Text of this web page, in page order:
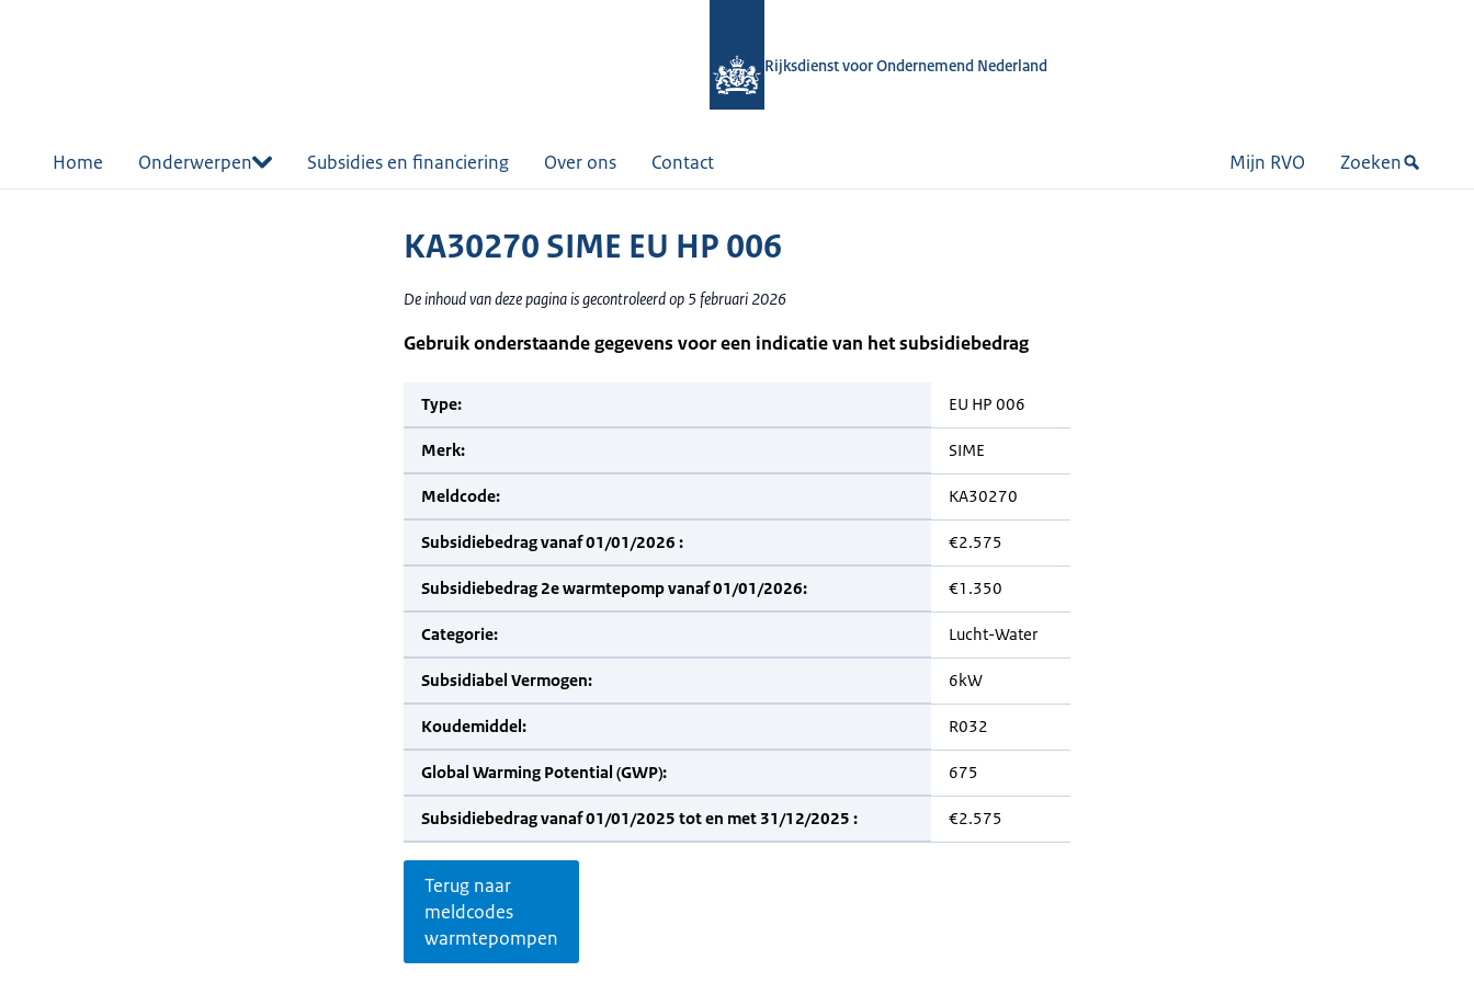
Rijksdienst voor Ondernemend Nederland
Home Onderwerpen Subsidies en financiering Over ons Contact Mijn RVO Zoeken
KA30270 SIME EU HP 006
De inhoud van deze pagina is gecontroleerd op 5 februari 2026
Gebruik onderstaande gegevens voor een indicatie van het subsidiebedrag
Type: EU HP 006
Merk: SIME
Meldcode: KA30270
Subsidiebedrag vanaf 01/01/2026 : €2.575
Subsidiebedrag 2e warmtepomp vanaf 01/01/2026: €1.350
Categorie: Lucht-Water
Subsidiabel Vermogen: 6kW
Koudemiddel: R032
Global Warming Potential (GWP): 675
Subsidiebedrag vanaf 01/01/2025 tot en met 31/12/2025 : €2.575
Terug naar
meldcodes
warmtepompen